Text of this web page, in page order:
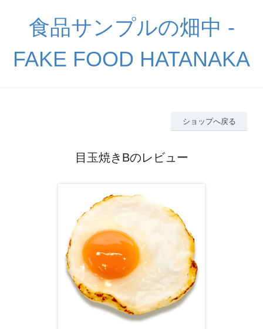
食品サンプルの畑中 -
FAKE FOOD HATANAKA
ショップへ戻る
目玉焼きBのレビュー